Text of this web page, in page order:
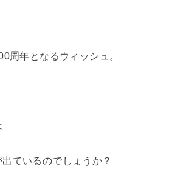
周年となるウィッシュ。
ているのでしょうか？